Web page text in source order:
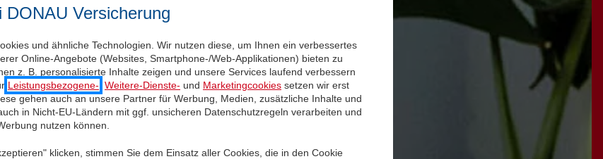
DONAU Versicherung
und ähnliche Technologien. Wir nutzen diese, um Ihnen ein verbessertes
Online-Angebote (Websites, Smartphone-/Web-Applikationen) bieten zu
z. B. personalisierte Inhalte zeigen und unsere Services laufend verbessern
Leistungsbezogene- Weitere-Dienste- und Marketingcookies setzen wir erst
gehen auch an unsere Partner für Werbung, Medien, zusätzliche Inhalte und
in Nicht-EU-Ländern mit ggf. unsicheren Datenschutzregeln verarbeiten und
nutzen können.
klicken, stimmen Sie dem Einsatz aller Cookies, die in den Cookie